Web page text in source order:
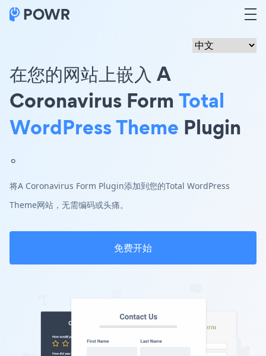
在您的网站上嵌入 A
Coronavirus Form Total
WordPress Theme Plugin
。
将A Coronavirus Form Plugin添加到您的Total WordPress
Theme网站，无需编码或头痛。
免费开始